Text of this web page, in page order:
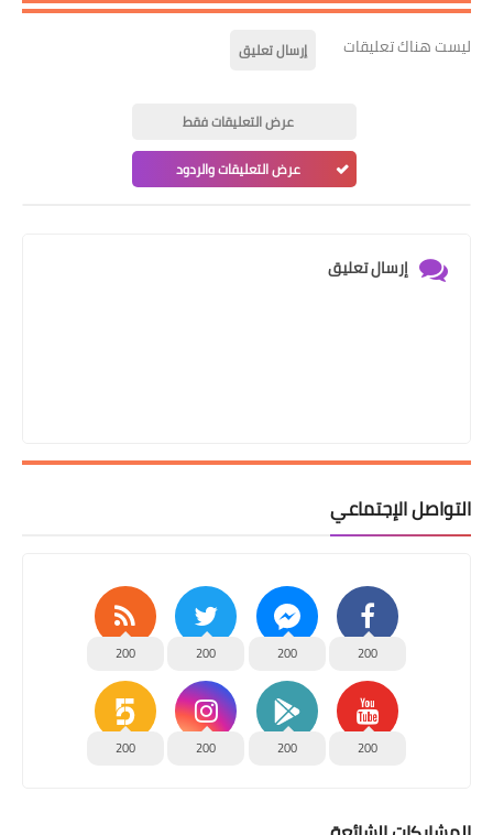
ليست هناك تعليقات إرسال تعليق
عرض التعليقات فقط
عرض التعليقات والردود
إرسال تعليق
التواصل الإجتماعي
200
200
200
200
200
200
200
200